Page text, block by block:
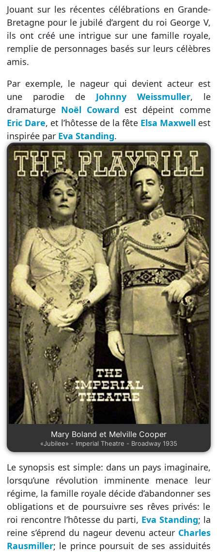
Jouant sur les récentes célébrations en Grande-
Bretagne pour le jubilé d’argent du roi George V,
ils ont créé une intrigue sur une famille royale,
remplie de personnages basés sur leurs célèbres
amis.
Par exemple, le nageur qui devient acteur est
une parodie de Johnny Weissmuller, le
dramaturge Noël Coward est dépeint comme
Eric Dare, et l’hôtesse de la fête Elsa Maxwellest
inspirée par Eva Standing.
Mary Boland et Melville Cooper
«Jubilee» - Imperial Theatre - Broadway 1935
Le synopsis est simple: dans un pays imaginaire,
lorsqu’une révolution imminente menace leur
régime, la famille royale décide d’abandonner ses
obligations et de poursuivre ses rêves privés: le
roi rencontre l’hôtesse du parti, Eva Standing; la
reine s’éprend du nageur devenu acteur Charles
Rausmiller; le prince poursuit de ses assiduités